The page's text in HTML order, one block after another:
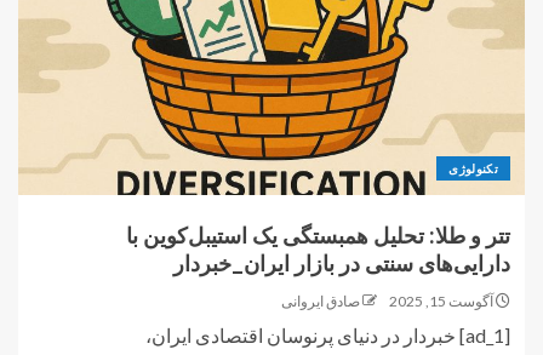
تکنولوژی
تتر و طلا: تحلیل همبستگی یک استیبل‌کوین با
دارایی‌های سنتی در بازار ایران_خبردار
آگوست 15, 2025 صادق ایروانی
[ad_1] خبردار در دنیای پرنوسان اقتصادی ایران،